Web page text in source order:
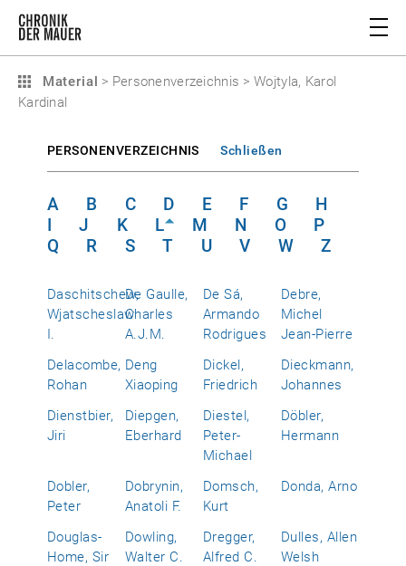
Material > Personenverzeichnis > Wojtyla, Karol
Kardinal
PERSONENVERZEICHNIS Schließen
A B C D E F G
H
I
J K L M N O
P
Q
R S T U V W Z
Daschitschew,
Wjatscheslaw
I.
De Gaulle,
Charles
A.J.M.
De Sá,
Armando
Rodrigues
Debre,
Michel
Jean-Pierre
Delacombe,
Rohan
Deng
Xiaoping
Dickel,
Friedrich
Dieckmann,
Johannes
Dienstbier,
Jiri
Diepgen,
Eberhard
Diestel,
Peter-
Michael
Döbler,
Hermann
Dobler,
Peter
Dobrynin,
Anatoli F.
Domsch,
Kurt
Donda, Arno
Douglas-
Home, Sir
Dowling,
Walter C.
Dregger,
Alfred C.
Dulles, Allen
Welsh